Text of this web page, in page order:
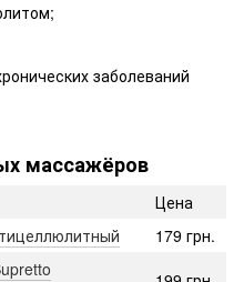
заболеваний
массажёров
Цена
179 грн.